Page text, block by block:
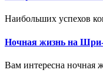
Наибольших успехов
Ночная жизнь на
Вам интересна ночная